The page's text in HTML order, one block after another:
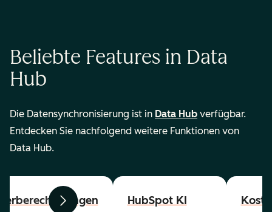
Beliebte Features in Data
Hub
Die Datensynchronisierung ist in Data Hub verfügbar.
Entdecken Sie nachfolgend weitere Funktionen von
Data Hub.
ZurückWeiter HubSpot KI